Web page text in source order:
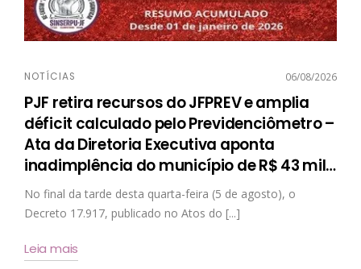
NOTÍCIAS 06/08/2026
PJF retira recursos do JFPREV e amplia
déficit calculado pelo Previdenciômetro –
Ata da Diretoria Executiva aponta
inadimplência do município de R$ 43 mil…
No final da tarde desta quarta-feira (5 de agosto), o
Decreto 17.917, publicado no Atos do [...]
Leia mais